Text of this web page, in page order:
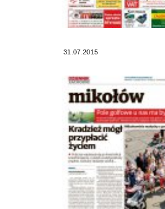
31.07.2015